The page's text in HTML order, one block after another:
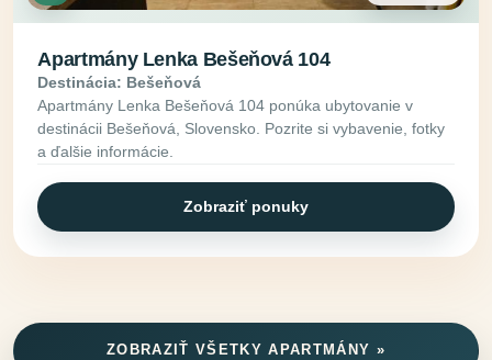
Apartmány Lenka Bešeňová 104
Destinácia: Bešeňová
Apartmány Lenka Bešeňová 104 ponúka ubytovanie v
destinácii Bešeňová, Slovensko. Pozrite si vybavenie, fotky
a ďalšie informácie.
Zobraziť ponuky
ZOBRAZIŤ VŠETKY APARTMÁNY »